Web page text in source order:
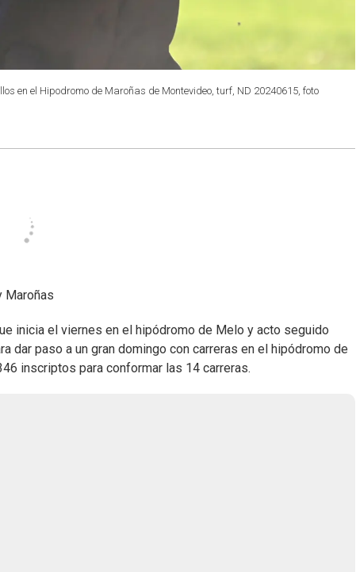
en el Hipodromo de Maroñas de Montevideo, turf, ND 20240615, foto
Maroñas
inicia el viernes en el hipódromo de Melo y acto seguido
dar paso a un gran domingo con carreras en el hipódromo de
inscriptos para conformar las 14 carreras.